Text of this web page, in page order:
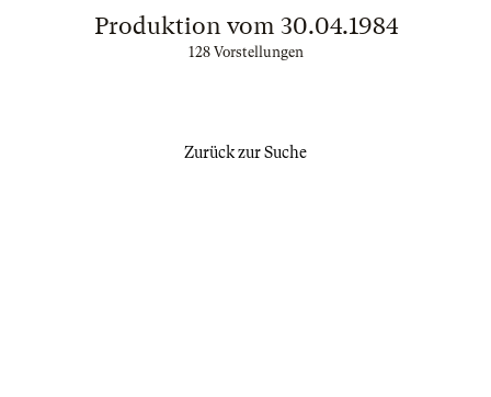
Produktion vom 30.04.1984
128 Vorstellungen
Zurück zur Suche